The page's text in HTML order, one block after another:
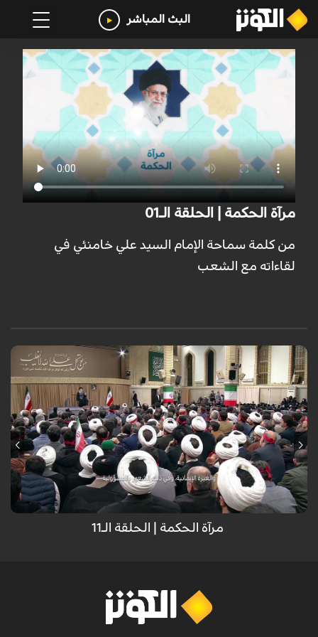
البث المباشر
مرآة الحكمة | الحلقة الـ01
من کلمة سماحة الإمام السيد علي خامنئي في
لقاءاته مع الشعب
مرآة الحکمة | الحلقة الـ11